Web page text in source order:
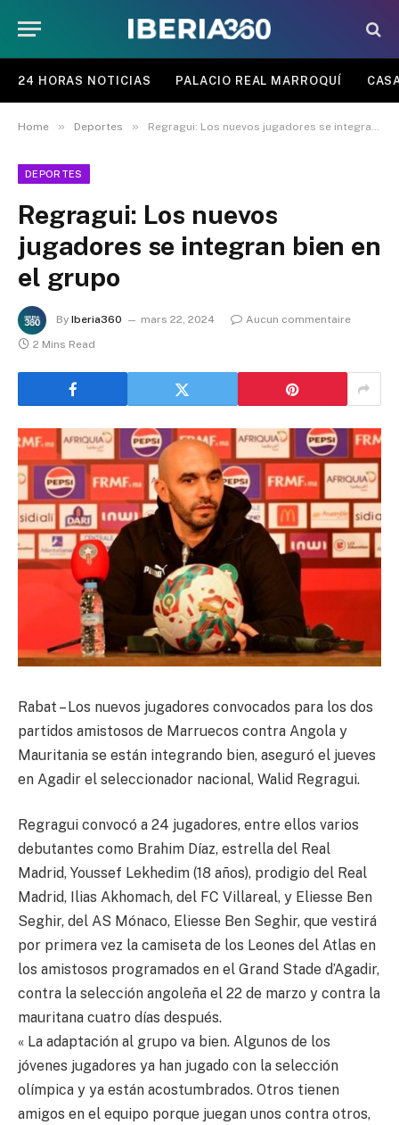
24 HORAS NOTICIAS PALACIO REAL MARROQUÍ
Home » Deportes » Regragui: Los nuevos jugadores se integran bien en el grupo
DEPORTES
Regragui: Los nuevos
jugadores se integran bien en
el grupo
By Iberia360 mars 22, 2024
Aucun commentaire
2 Mins Read
Rabat – Los nuevos jugadores convocados para los dos
partidos amistosos de Marruecos contra Angola y
Mauritania se están integrando bien, aseguró el jueves
en Agadir el seleccionador nacional, Walid Regragui.
Regragui convocó a 24 jugadores, entre ellos varios
debutantes como Brahim Díaz, estrella del Real
Madrid, Youssef Lekhedim (18 años), prodigio del Real
Madrid, Ilias Akhomach, del FC Villareal, y Eliesse Ben
Seghir, del AS Mónaco, Eliesse Ben Seghir, que vestirá
por primera vez la camiseta de los Leones del Atlas en
los amistosos programados en el Grand Stade d’Agadir,
contra la selección angoleña el 22 de marzo y contra la
mauritana cuatro días después.
« La adaptación al grupo va bien. Algunos de los
jóvenes jugadores ya han jugado con la selección
olímpica y ya están acostumbrados. Otros tienen
amigos en el equipo porque juegan unos contra otros,